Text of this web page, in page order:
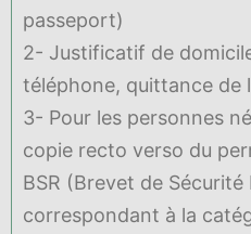
passeport)
2- Justificatif de
téléphone, quittance de
3- Pour les personnes
copie recto verso du
BSR (Brevet de Sécurité
correspondant à la